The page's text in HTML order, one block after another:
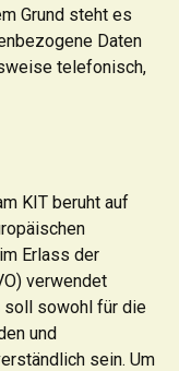
Grund steht es
Daten
telefonisch,
KIT beruht auf
Erlass der
verwendet
soll sowohl für die
und
sein. Um